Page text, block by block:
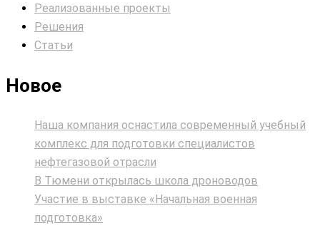
Реализованные проекты
Решения
Статьи
Новое
Наша компания оснастила современный учебный
комплекс для подготовки специалистов
нефтегазовой отрасли
В Тюмени открылась школа дроноводов
Участие в выставке «Начальная военная
подготовка»